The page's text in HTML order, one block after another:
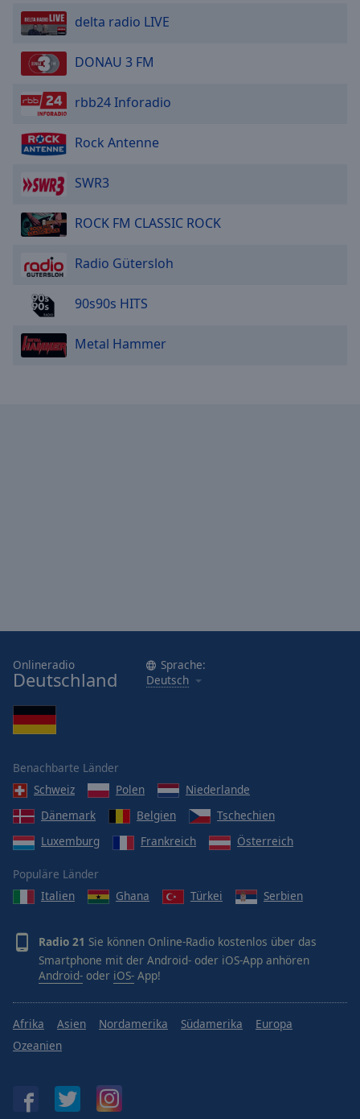
Reset
Done
Close
Dialog
dialog
delta radio LIVE
DONAU 3 FM
rbb24 Inforadio
Rock Antenne
SWR3
ROCK FM CLASSIC ROCK
Radio Gütersloh
90s90s HITS
Metal Hammer
Onlineradio
Deutschland
Sprache:
Deutsch
Benachbarte Länder
Schweiz
Polen
Niederlande
Dänemark
Belgien
Tschechien
Luxemburg
Frankreich Österreich
Populäre Länder
Italien
Ghana Türkei Serbien
Radio 21 Sie können Online-Radio kostenlos über das
Smartphone mit der Android- oder iOS-App anhören
Android- oder iOS- App!
Afrika Asien Nordamerika Südamerika
Europa
Ozeanien